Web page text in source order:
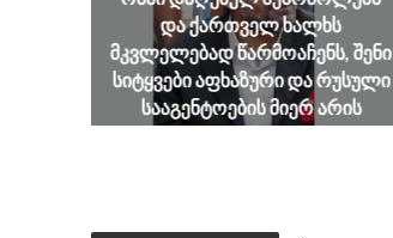
და ქართველ ხალხს
მკვლელებად წარმოაჩენს, შენი
სიტყვები აფხაზური და რუსული
სააგენტოების მიერ არის